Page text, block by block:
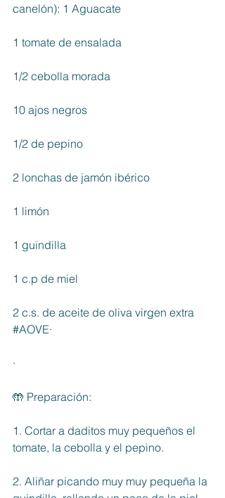
canelón): 1 Aguacate
1 tomate de ensalada
1/2 cebolla morada
10 ajos negros
1/2 de pepino
2 lonchas de jamón ibérico
1 limón
1 guindilla
1 c.p de miel
2 c.s. de aceite de oliva virgen extra
#AOVE·
·
🤲 Preparación:
1. Cortar a daditos muy pequeños el
tomate, la cebolla y el pepino.
2. Aliñar picando muy muy pequeña la